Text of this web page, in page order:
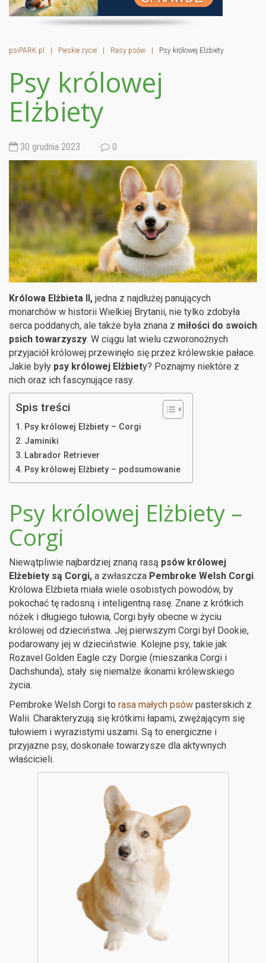
psiPARK.pl | Pieskie życie | Rasy psów | Psy królowej Elżbiety
Psy królowej
Elżbiety
30 grudnia 2023 0
Królowa Elżbieta II, jedna z najdłużej panujących
monarchów w historii Wielkiej Brytanii, nie tylko zdobyła
serca poddanych, ale także była znana z miłości do swoich
psich towarzyszy. W ciągu lat wielu czworonożnych
przyjaciół królowej przewinęło się przez królewskie pałace.
Jakie były psy królowej Elżbiety? Poznajmy niektóre z
nich oraz ich fascynujące rasy.
Spis treści
Psy królowej Elżbiety – Corgi
Jaminiki
Labrador Retriever
Psy królowej Elżbiety – podsumowanie
Psy królowej Elżbiety –
Corgi
Niewątpliwie najbardziej znaną rasą psów królowej
Elżebiety są Corgi, a zwłaszcza Pembroke Welsh Corgi.
Królowa Elżbieta miała wiele osobistych powodów, by
pokochać tę radosną i inteligentną rasę. Znane z krótkich
nóżek i długiego tułowia, Corgi były obecne w życiu
królowej od dzieciństwa. Jej pierwszym Corgi był Dookie,
podarowany jej w dzieciństwie. Kolejne psy, takie jak
Rozavel Golden Eagle czy Dorgie (mieszanka Corgi i
Dachshunda), stały się niemalże ikonami królewskiego
życia.
Pembroke Welsh Corgi to rasa małych psów pasterskich z
Walii. Charakteryzują się krótkimi łapami, zwężającym się
tułowiem i wyrazistymi uszami. Są to energiczne i
przyjazne psy, doskonałe towarzysze dla aktywnych
właścicieli.